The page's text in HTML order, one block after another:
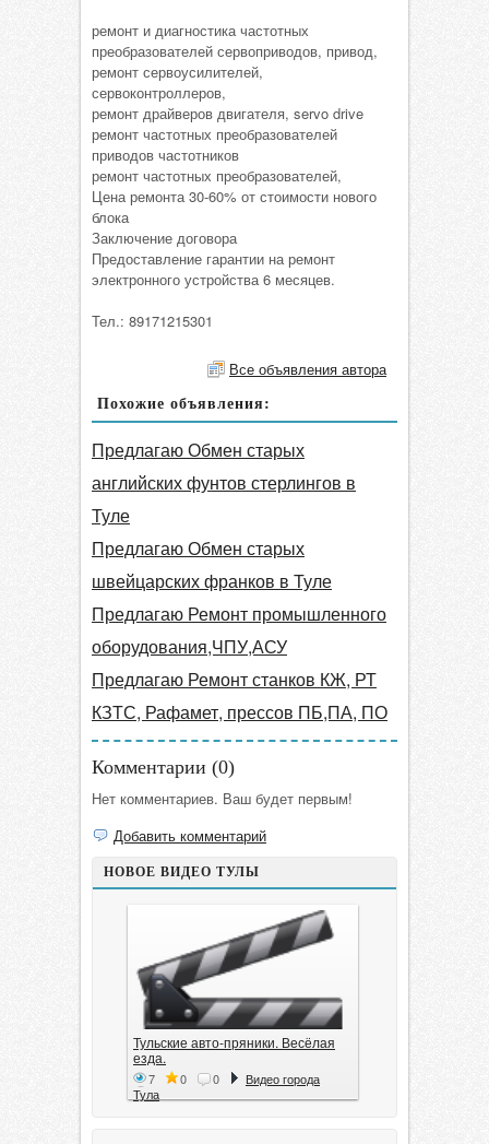
ремонт и диагностика частотных
преобразователей сервоприводов, привод,
ремонт сервоусилителей,
сервоконтроллеров,
ремонт драйверов двигателя, servo drive
ремонт частотных преобразователей
приводов частотников
ремонт частотных преобразователей,
Цена ремонта 30-60% от стоимости нового
блока
Заключение договора
Предоставление гарантии на ремонт
электронного устройства 6 месяцев.
Тел.: 89171215301
Все объявления автора
Похожие объявления:
Предлагаю Обмен старых
английских фунтов стерлингов в
Туле
Предлагаю Обмен старых
швейцарских франков в Туле
Предлагаю Ремонт промышленного
оборудования,ЧПУ,АСУ
Предлагаю Ремонт станков КЖ, РТ
КЗТС, Рафамет, прессов ПБ,ПА, ПО
Комментарии (0)
Нет комментариев. Ваш будет первым!
Добавить комментарий
НОВОЕ ВИДЕО ТУЛЫ
Тульские авто-пряники. Весёлая
езда.
7 0 0
Видео города
Тула